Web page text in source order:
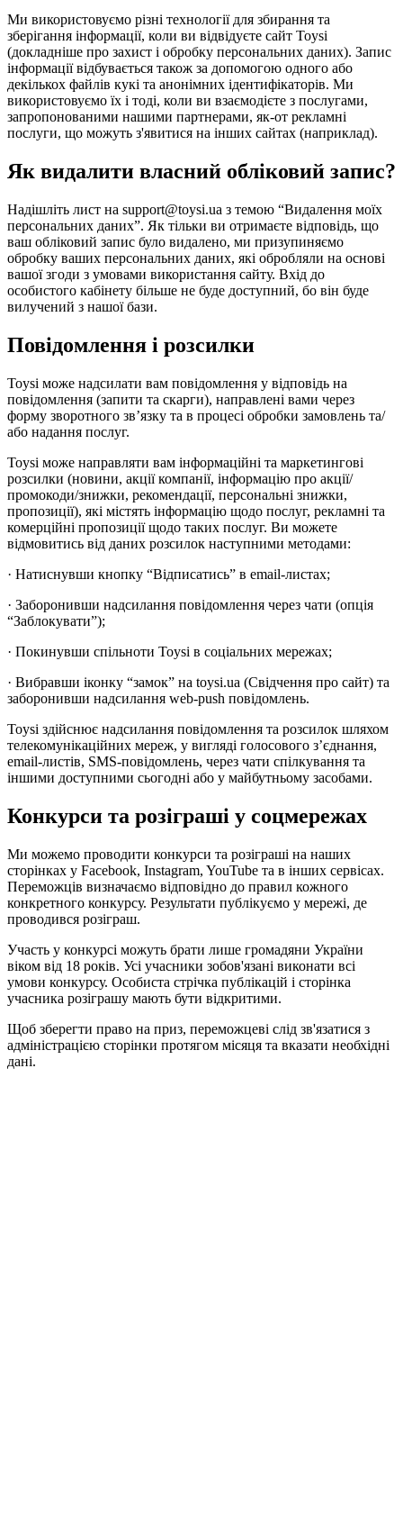
Ми використовуємо різні технології для збирання та
зберігання інформації, коли ви відвідуєте сайт Toysi
(докладніше про захист і обробку персональних даних). Запис
інформації відбувається також за допомогою одного або
декількох файлів кукі та анонімних ідентифікаторів. Ми
використовуємо їх і тоді, коли ви взаємодієте з послугами,
запропонованими нашими партнерами, як-от рекламні
послуги, що можуть з'явитися на інших сайтах (наприклад).
Як видалити власний обліковий запис?
Надішліть лист на support@toysi.ua з темою “Видалення моїх
персональних даних”. Як тільки ви отримаєте відповідь, що
ваш обліковий запис було видалено, ми призупиняємо
обробку ваших персональних даних, які обробляли на основі
вашої згоди з умовами використання сайту. Вхід до
особистого кабінету більше не буде доступний, бо він буде
вилучений з нашої бази.
Повідомлення і розсилки
Toysi може надсилати вам повідомлення у відповідь на
повідомлення (запити та скарги), направлені вами через
форму зворотного зв’язку та в процесі обробки замовлень та/
або надання послуг.
Toysi може направляти вам інформаційні та маркетингові
розсилки (новини, акції компанії, інформацію про акції/
промокоди/знижки, рекомендації, персональні знижки,
пропозиції), які містять інформацію щодо послуг, рекламні та
комерційні пропозиції щодо таких послуг. Ви можете
відмовитись від даних розсилок наступними методами:
· Натиснувши кнопку “Відписатись” в email-листах;
· Заборонивши надсилання повідомлення через чати (опція
“Заблокувати”);
· Покинувши спільноти Toysi в соціальних мережах;
· Вибравши іконку “замок” на toysi.ua (Свідчення про сайт) та
заборонивши надсилання web-push повідомлень.
Toysi здійснює надсилання повідомлення та розсилок шляхом
телекомунікаційних мереж, у вигляді голосового з’єднання,
email-листів, SMS-повідомлень, через чати спілкування та
іншими доступними сьогодні або у майбутньому засобами.
Конкурси та розіграші у соцмережах
Ми можемо проводити конкурси та розіграші на наших
сторінках у Facebook, Instagram, YouTube та в інших сервісах.
Переможців визначаємо відповідно до правил кожного
конкретного конкурсу. Результати публікуємо у мережі, де
проводився розіграш.
Участь у конкурсі можуть брати лише громадяни України
віком від 18 років. Усі учасники зобов'язані виконати всі
умови конкурсу. Особиста стрічка публікацій і сторінка
учасника розіграшу мають бути відкритими.
Щоб зберегти право на приз, переможцеві слід зв'язатися з
адміністрацією сторінки протягом місяця та вказати необхідні
дані.